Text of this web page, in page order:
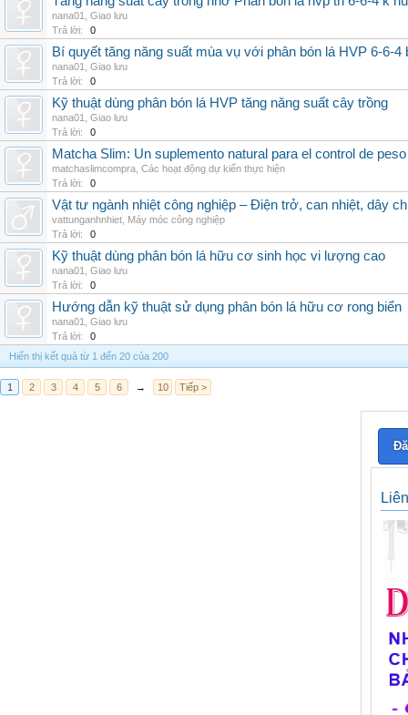
nana01
Giao lưu
Trả lời:
0
Bí quyết tăng năng suất mùa vụ với phân bón lá HVP 6-6-4
nana01
Giao lưu
Trả lời:
0
Kỹ thuật dùng phân bón lá HVP tăng năng suất cây trồng
nana01
Giao lưu
Trả lời:
0
Matcha Slim: Un suplemento natural para el control de peso
matchaslimcompra Các hoạt động dự kiến thực hiện
Trả lời:
0
Vật tư ngành nhiệt công nghiệp – Điện trở, can nhiệt, dây
vattunganhnhiet Máy móc công nghiệp
Trả lời:
0
Kỹ thuật dùng phân bón lá hữu cơ sinh học vi lượng cao
nana01
Giao lưu
Trả lời:
0
Hướng dẫn kỹ thuật sử dụng phân bón lá hữu cơ rong biển
nana01
Giao lưu
Trả lời:
0
Hiển thị kết quả từ 1 đến 20 của 200
1 2 3 4 5 6 → 10 Tiếp >